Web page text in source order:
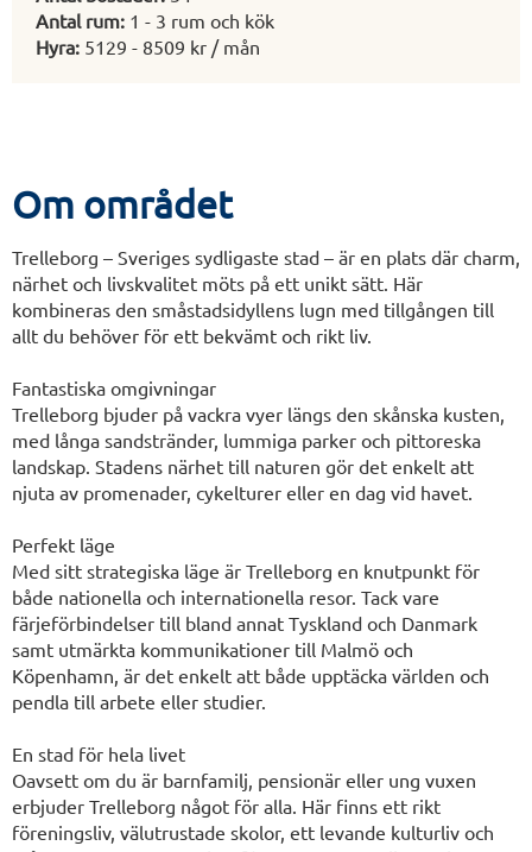
Antal rum: 1 - 3 rum och kök
Hyra: 5129 - 8509 kr / mån
Om området
Trelleborg – Sveriges sydligaste stad – är en plats där charm,
närhet och livskvalitet möts på ett unikt sätt. Här
kombineras den småstadsidyllens lugn med tillgången till
allt du behöver för ett bekvämt och rikt liv.
Fantastiska omgivningar
Trelleborg bjuder på vackra vyer längs den skånska kusten,
med långa sandstränder, lummiga parker och pittoreska
landskap. Stadens närhet till naturen gör det enkelt att
njuta av promenader, cykelturer eller en dag vid havet.
Perfekt läge
Med sitt strategiska läge är Trelleborg en knutpunkt för
både nationella och internationella resor. Tack vare
färjeförbindelser till bland annat Tyskland och Danmark
samt utmärkta kommunikationer till Malmö och
Köpenhamn, är det enkelt att både upptäcka världen och
pendla till arbete eller studier.
En stad för hela livet
Oavsett om du är barnfamilj, pensionär eller ung vuxen
erbjuder Trelleborg något för alla. Här finns ett rikt
föreningsliv, välutrustade skolor, ett levande kulturliv och